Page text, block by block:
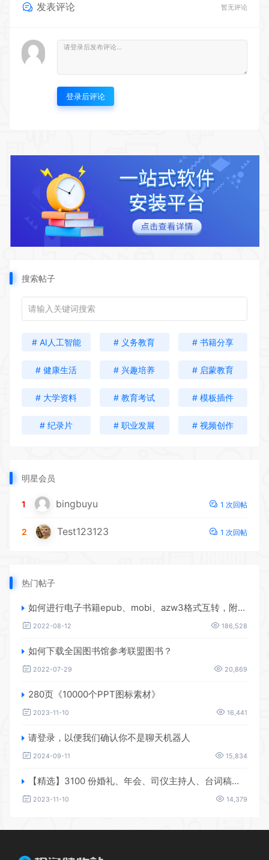
发表评论 暂无评论
登录后评论
搜索帖子
# AI人工智能 # 义务教育 # 书籍分享
# 健康生活 # 兴趣培养 # 启蒙教育
# 大学资料 # 教育考试 # 模板插件
# 纪录片 # 职业发展 # 视频创作
明星会员
1 bingbuyu 1 次回帖
2 Test123123 1 次回帖
热门帖子
如何进行电子书籍epub、mobi、azw3格式互转，附海量电子书籍资源
2022-08-12 186,528
如何下载全国图书馆参考联盟图书？
2022-07-29 20,869
280页《10000个PPT图标素材》
2023-11-10 16,441
请登录，以便我们确认你不是聊天机器人
2024-09-11 15,834
【精选】3100 份婚礼、年会、司仪主持人、台词稿、节日生日、晚会、开场、开场白素材
2023-11-10 14,379